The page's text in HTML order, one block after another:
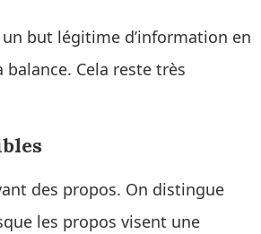
but légitime d’information en
balance. Cela reste très
des propos. On distingue
les propos visent une